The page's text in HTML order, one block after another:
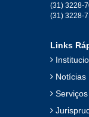
(31) 3228-
(31) 3228-
Links
Notícias
Serviços